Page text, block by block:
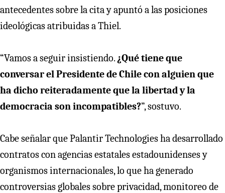
antecedentes sobre la cita y apuntó a las posiciones
ideológicas atribuidas a Thiel.
“Vamos a seguir insistiendo. ¿Qué tiene que
conversar el Presidente de Chile con alguien que
ha dicho reiteradamente que la libertad y la
democracia son incompatibles?”, sostuvo.
Cabe señalar que Palantir Technologies ha desarrollado
contratos con agencias estatales estadounidenses y
organismos internacionales, lo que ha generado
controversias globales sobre privacidad, monitoreo de